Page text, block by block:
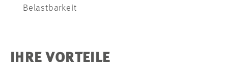
Belastbarkeit
IHRE VORTEILE